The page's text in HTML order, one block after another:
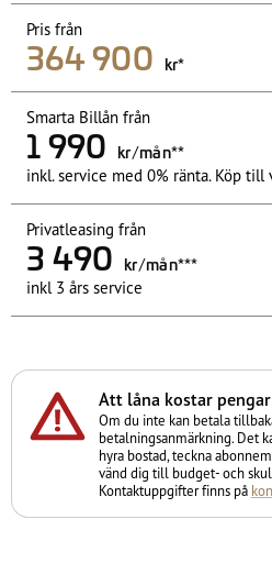
Pris från
364 900 kr*
Smarta Billån från
1 990 kr/mån**
inkl. service med 0% ränta. Köp
Privatleasing från
3 490 kr/mån***
inkl 3 års service
Att låna kostar
Om du inte kan betala
betalningsanmärkning. Det
hyra bostad, teckna
vänd dig till budget- och
Kontaktuppgifter finns på